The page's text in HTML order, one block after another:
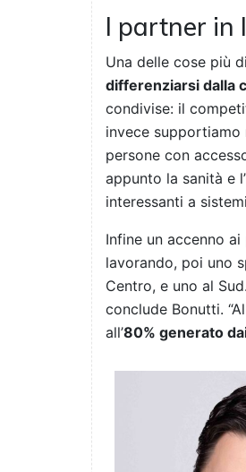
I partner in
Una delle cose più
differenziarsi dalla
condivise: il
invece supportiamo
persone con
appunto la sanità e
interessanti a
Infine un accenno
lavorando, poi uno
Centro, e uno al
conclude Bonutti.
all’80% generato